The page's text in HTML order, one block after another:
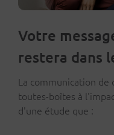
Votre
restera dans
La communication de
toutes-boîtes à
d'une étude que :